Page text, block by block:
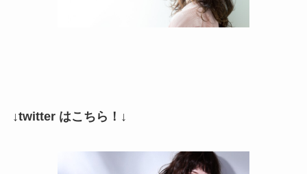
↓twitter はこちら！↓